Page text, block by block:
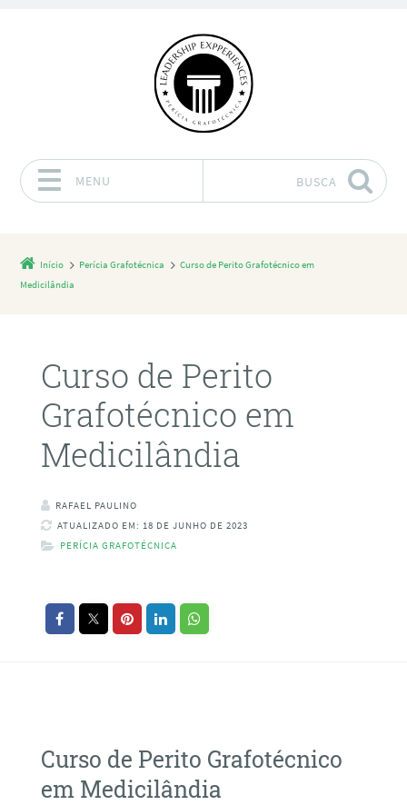
MENU BUSCA
Início Perícia Grafotécnica
Curso de Perito Grafotécnico em
Medicilândia
Curso de Perito
Grafotécnico em
Medicilândia
RAFAEL PAULINO
ATUALIZADO EM: 18 DE JUNHO DE 2023
PERÍCIA GRAFOTÉCNICA
Curso de Perito Grafotécnico
em Medicilândia